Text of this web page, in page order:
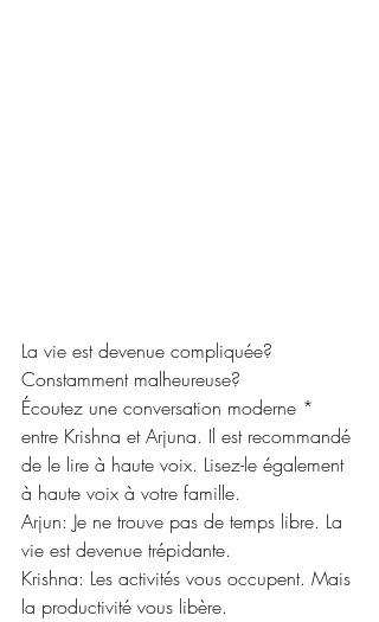
La vie est devenue compliquée?
Constamment malheureuse?
Écoutez une conversation moderne *
entre Krishna et Arjuna. Il est recommandé
de le lire à haute voix. Lisez-le également
à haute voix à votre famille.
Arjun: Je ne trouve pas de temps libre. La
vie est devenue trépidante.
Krishna: Les activités vous occupent. Mais
la productivité vous libère.